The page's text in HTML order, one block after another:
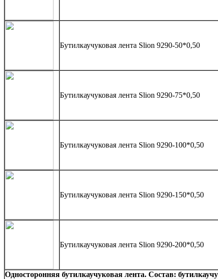
Бутилкаучуковая лента Slion 9290-50*0,50
Бутилкаучуковая лента Slion 9290-75*0,50
Бутилкаучуковая лента Slion 9290-100*0,50
Бутилкаучуковая лента Slion 9290-150*0,50
Бутилкаучуковая лента Slion 9290-200*0,50
Односторонняя бутилкаучуковая лента. Состав: